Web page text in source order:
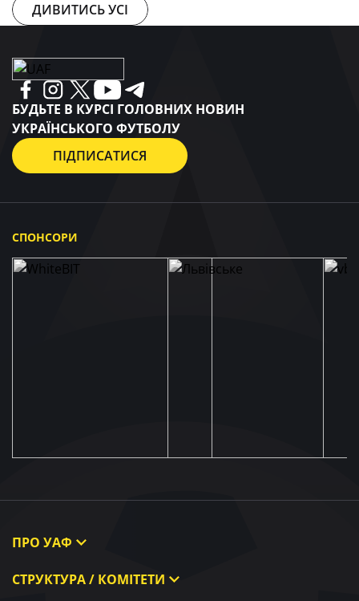
ДИВИТИСЬ УСІ
БУДЬТЕ В КУРСІ ГОЛОВНИХ НОВИН
УКРАЇНСЬКОГО ФУТБОЛУ
ПІДПИСАТИСЯ
СПОНСОРИ
ПРО УАФ
Про УАФ
СТРУКТУРА / КОМІТЕТИ